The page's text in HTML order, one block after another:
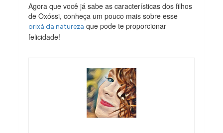
Agora que você já sabe as características dos filhos
de Oxóssi, conheça um pouco mais sobre esse
orixá da natureza que pode te proporcionar
felicidade!